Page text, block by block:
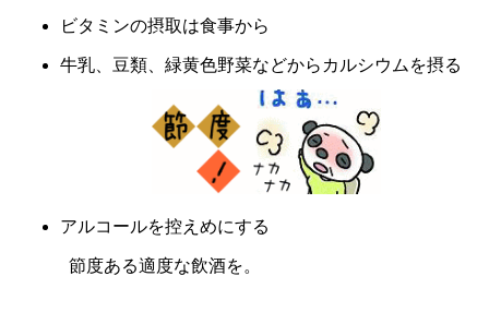
ビタミンの摂取は食事から
牛乳、豆類、緑黄色野菜などからカルシウムを摂る
アルコールを控えめにする
節度ある適度な飲酒を。